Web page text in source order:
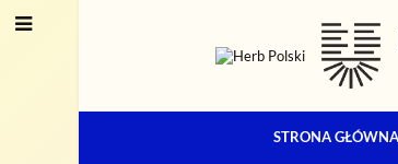
STRONA GŁÓWNA